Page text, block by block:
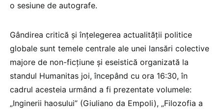
o sesiune de autografe.
Gândirea critică și înțelegerea actualității politice
globale sunt temele centrale ale unei lansări colective
majore de non-ficțiune și eseistică organizată la
standul Humanitas joi, începând cu ora 16:30, în
cadrul acesteia urmând a fi prezentate volumele:
„Inginerii haosului” (Giuliano da Empoli), „Filozofia a